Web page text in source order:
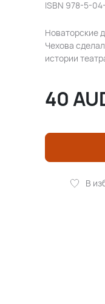
ISBN 978-5-
Новаторские
Чехова
истории
40
В